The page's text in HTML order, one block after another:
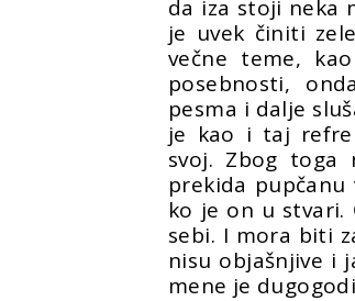
da iza stoji neka
je uvek činiti
večne teme,
posebnosti,
pesma i dalje
je kao i taj
svoj. Zbog
prekida
ko je on u
sebi. I mora biti
nisu objašnjive i
mene je